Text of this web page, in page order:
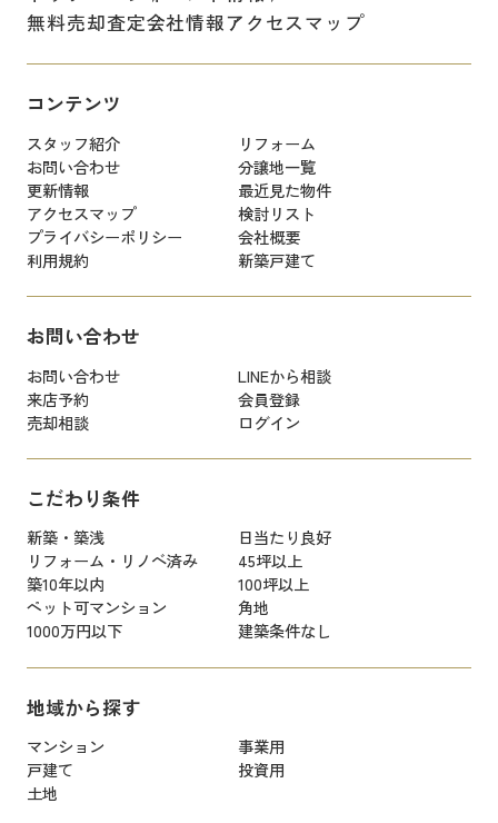
無料売却査定会社情報アクセスマップ
コンテンツ
スタッフ紹介
リフォーム
お問い合わせ
分譲地一覧
更新情報
最近見た物件
アクセスマップ
検討リスト
プライバシーポリシー
会社概要
利用規約
新築戸建て
お問い合わせ
お問い合わせ
LINEから相談
来店予約
会員登録
売却相談
ログイン
こだわり条件
新築・築浅
日当たり良好
リフォーム・リノベ済み
45坪以上
築10年以内
100坪以上
ペット可マンション
角地
1000万円以下
建築条件なし
地域から探す
マンション
事業用
戸建て
投資用
土地